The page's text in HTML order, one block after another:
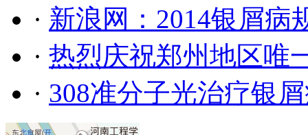
· 新浪网：2014银屑病
· 热烈庆祝郑州地区唯
· 308准分子光治疗银